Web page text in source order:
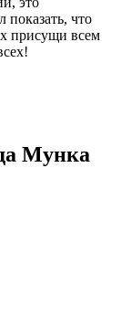
показать, что
присущи всем
Мунка